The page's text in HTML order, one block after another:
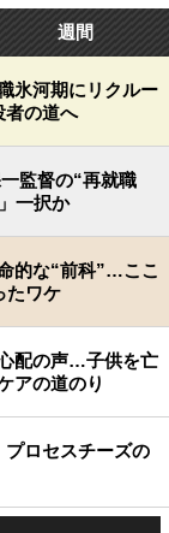
週間
氷河期にリクルー
者の道へ
監督の“再就職
一択か
的な“前科”…ここ
たワケ
配の声…子供を亡
アの道のり
ロセスチーズの